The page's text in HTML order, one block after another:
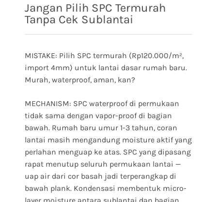
Jangan Pilih SPC Termurah
Tanpa Cek Sublantai
MISTAKE: Pilih SPC termurah (Rp120.000/m²,
import 4mm) untuk lantai dasar rumah baru.
Murah, waterproof, aman, kan?
MECHANISM: SPC waterproof di permukaan
tidak sama dengan vapor-proof di bagian
bawah. Rumah baru umur 1-3 tahun, coran
lantai masih mengandung moisture aktif yang
perlahan menguap ke atas. SPC yang dipasang
rapat menutup seluruh permukaan lantai —
uap air dari cor basah jadi terperangkap di
bawah plank. Kondensasi membentuk micro-